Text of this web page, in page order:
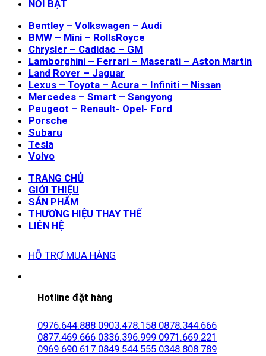
NỔI BẬT
Bentley – Volkswagen – Audi
BMW – Mini – RollsRoyce
Chrysler – Cadidac – GM
Lamborghini – Ferrari – Maserati – Aston Martin
Land Rover – Jaguar
Lexus – Toyota – Acura – Infiniti – Nissan
Mercedes – Smart – Sangyong
Peugeot – Renault- Opel- Ford
Porsche
Subaru
Tesla
Volvo
TRANG CHỦ
GIỚI THIỆU
SẢN PHẨM
THƯƠNG HIỆU THAY THẾ
LIÊN HỆ
HỖ TRỢ MUA HÀNG
Hotline đặt hàng
0976.644.888 0903.478.158 0878.344.666
0877.469.666 0336.396.999 0971.669.221
0969.690.617 0849.544.555 0348.808.789